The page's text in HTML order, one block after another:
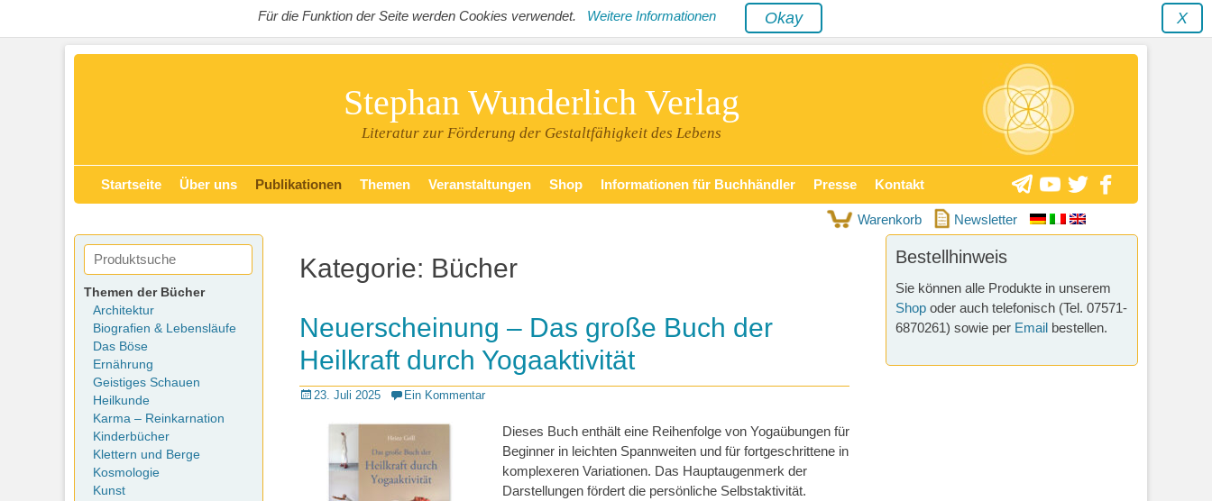
Für die Funktion der Seite werden Cookies verwendet. Weitere Informationen X
Okay
Stephan Wunderlich Verlag
Literatur zur Förderung der Gestaltfähigkeit des Lebens
Primäres Menü
Inhalt
Startseite Über uns Publikationen Themen Veranstaltungen Shop Informationen für Buchhändler Presse Kontakt
Warenkorb Newsletter
Kategorie: Bücher
Neuerscheinung – Das große Buch der
Heilkraft durch Yogaaktivität
Posted
23. Juli 2025 Ein Kommentar
Dieses Buch enthält eine Reihenfolge von Yogaübungen für
Beginner in leichten Spannweiten und für fortgeschrittene in
komplexeren Variationen. Das Hauptaugenmerk der
Darstellungen fördert die persönliche Selbstaktivität.
Bestellhinweis
Sie können alle Produkte in unserem
Shop oder auch telefonisch (Tel. 07571-
6870261) sowie per Email bestellen.
Themen der Bücher
Architektur
Biografien & Lebensläufe
Das Böse
Ernährung
Geistiges Schauen
Heilkunde
Karma – Reinkarnation
Kinderbücher
Klettern und Berge
Kosmologie
Kunst